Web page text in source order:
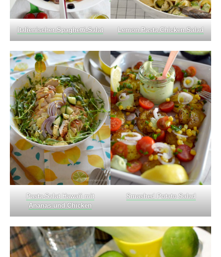
Italienischer Spaghetti-Salat Lemon Pasta Chicken Salad
Pasta-Salat Hawaii mit
Ananas und Chicken
Smashed Potato Salad